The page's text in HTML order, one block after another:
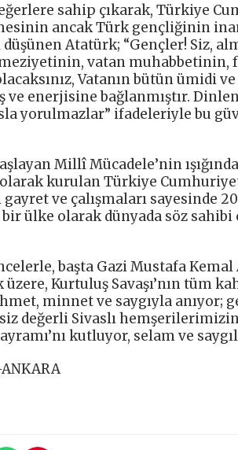
sahip çıkarak, Türkiye
ancak Türk gençliğinin
Atatürk; “Gençler! Siz,
vatan
Vatanın bütün ümidi
ve enerjisine bağlanmıştır.
yorulmazlar” ifadeleriyle bu
Millî Mücadele’nin
kurulan Türkiye
ve çalışmaları sayesinde
ülke olarak dünyada söz
başta Gazi Mustafa
üzere, Kurtuluş Savaşı’nın tüm
minnet ve saygıyla anıyor;
değerli Sivaslı hemşerilerimizin
kutluyor, selam ve